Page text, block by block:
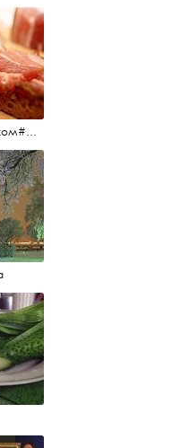
#схлебушком#мясо